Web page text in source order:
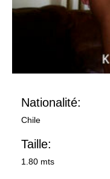
Nationalité:
Chile
Taille:
1.80 mts